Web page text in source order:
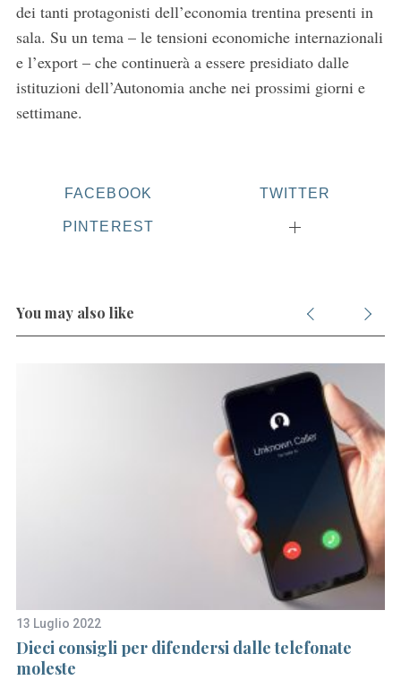
dei tanti protagonisti dell’economia trentina presenti in
sala. Su un tema – le tensioni economiche internazionali
e l’export – che continuerà a essere presidiato dalle
istituzioni dell’Autonomia anche nei prossimi giorni e
settimane.
FACEBOOK TWITTER
PINTEREST
You may also like
13 Luglio 2022
Dieci consigli per difendersi dalle telefonate
moleste